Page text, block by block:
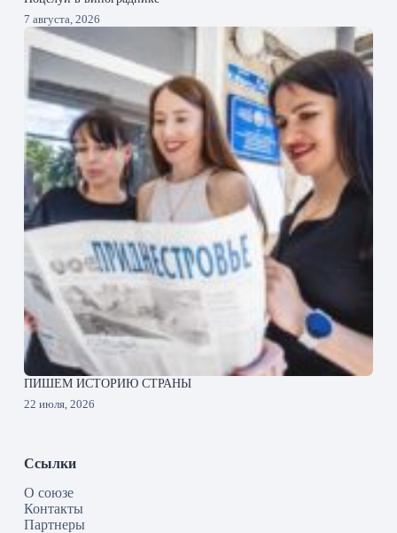
7 августа, 2026
ПИШЕМ ИСТОРИЮ СТРАНЫ
22 июля, 2026
Ссылки
О союзе
Контакты
Партнеры